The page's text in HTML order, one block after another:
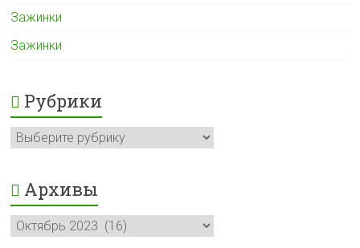
Зажинки
Зажинки
Рубрики
Рубрики
Архивы
Архивы